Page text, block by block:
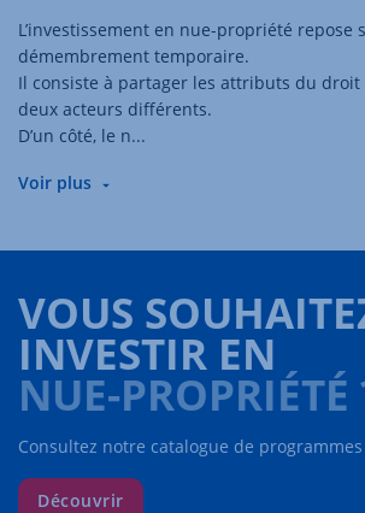
L’investissement en nue-propriété repose
démembrement temporaire.
Il consiste à partager les attributs du
deux acteurs différents.
D’un côté, le n...
Voir plus
VOUS
INVESTIR EN
NUE-PROPRIÉTÉ
Consultez notre catalogue de
Découvrir